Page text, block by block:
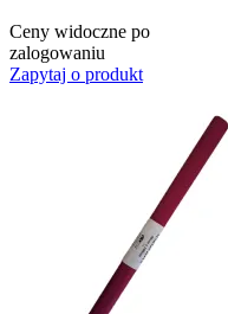
Ceny widoczne po
zalogowaniu
Zapytaj o produkt